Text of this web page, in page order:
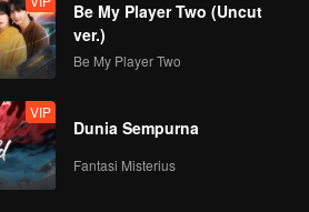
Be My Player Two (Uncut
ver.)
Be My Player Two
VIP
Dunia Sempurna
Fantasi Misterius